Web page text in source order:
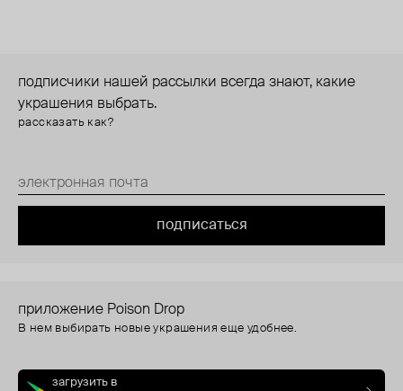
подписчики нашей рассылки всегда знают, какие
украшения выбрать.
рассказать как?
подписаться
приложение Poison Drop
В нем выбирать новые украшения еще удобнее.
загрузить в